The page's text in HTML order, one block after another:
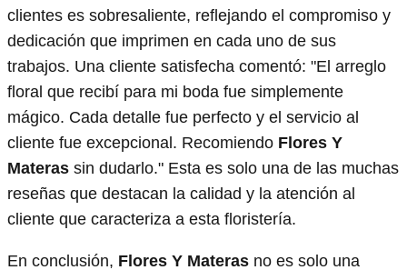
clientes es sobresaliente, reflejando el compromiso y
dedicación que imprimen en cada uno de sus
trabajos. Una cliente satisfecha comentó: "El arreglo
floral que recibí para mi boda fue simplemente
mágico. Cada detalle fue perfecto y el servicio al
cliente fue excepcional. Recomiendo Flores Y
Materas sin dudarlo." Esta es solo una de las muchas
reseñas que destacan la calidad y la atención al
cliente que caracteriza a esta floristería.
En conclusión, Flores Y Materas no es solo una